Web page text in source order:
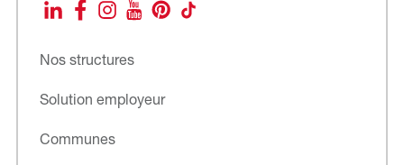
LinkedInFacebookInstagram
YouTubePinterestTikTok
Nos structures
Solution employeur
Communes